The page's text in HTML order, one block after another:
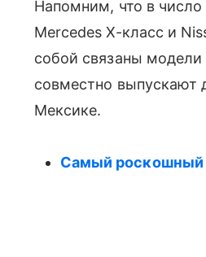
Напомним, что в
Mercedes X-класс и
собой связаны модели
совместно выпускают
Мексике.
Самый роскошный